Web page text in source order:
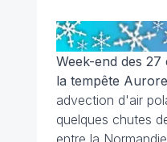
Week-end des
la tempête Aurore
advection d'air
quelques chutes
entre la